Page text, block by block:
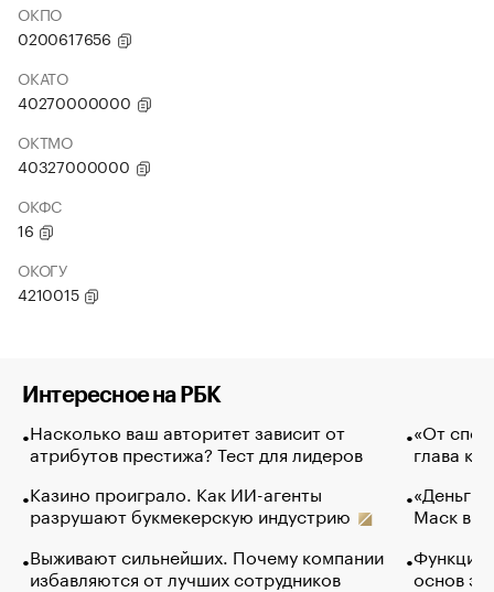
ОКПО
0200617656
ОКАТО
40270000000
ОКТМО
40327000000
ОКФС
16
ОКОГУ
4210015
Интересное на РБК
Насколько ваш авторитет зависит от
атрибутов престижа? Тест для лидеров
Казино проиграло. Как ИИ-агенты
разрушают букмекерскую индустрию
Выживают сильнейших. Почему компании
избавляются от лучших сотрудников
«От
глава
«Деньги
Маск в
Функции
основ